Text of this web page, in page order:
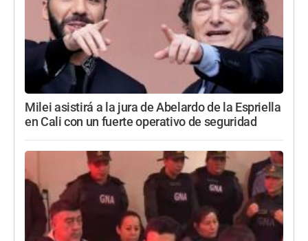
Milei asistirá a la jura de Abelardo de la Espriella
en Cali con un fuerte operativo de seguridad